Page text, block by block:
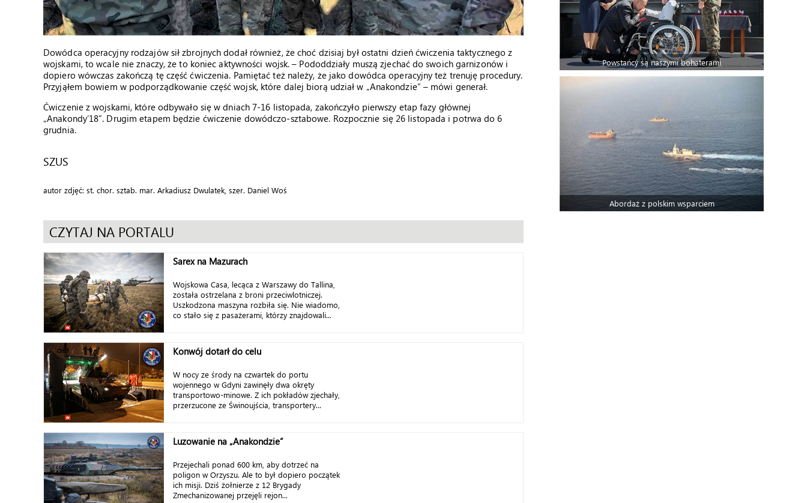
Dowódca operacyjny rodzajów sił zbrojnych dodał również, że choć dzisiaj był ostatni dzień ćwiczenia taktycznego z
wojskami, to wcale nie znaczy, że to koniec aktywności wojsk. – Pododdziały muszą zjechać do swoich garnizonów i
dopiero wówczas zakończą tę część ćwiczenia. Pamiętać też należy, że jako dowódca operacyjny też trenuję procedury.
Przyjąłem bowiem w podporządkowanie część wojsk, które dalej biorą udział w „Anakondzie” – mówi generał.
Ćwiczenie z wojskami, które odbywało się w dniach 7-16 listopada, zakończyło pierwszy etap fazy głównej
„Anakondy’18”. Drugim etapem będzie ćwiczenie dowódczo-sztabowe. Rozpocznie się 26 listopada i potrwa do 6
grudnia.
SZUS
autor zdjęć: st. chor. sztab. mar. Arkadiusz Dwulatek, szer. Daniel Woś
CZYTAJ NA PORTALU
Sarex na Mazurach
Wojskowa Casa, lecąca z Warszawy do Tallina,
została ostrzelana z broni przeciwlotniczej.
Uszkodzona maszyna rozbiła się. Nie wiadomo,
co stało się z pasażerami, którzy znajdowali...
Konwój dotarł do celu
W nocy ze środy na czwartek do portu
wojennego w Gdyni zawinęły dwa okręty
transportowo-minowe. Z ich pokładów zjechały,
przerzucone ze Świnoujścia, transportery...
Luzowanie na „Anakondzie”
Przejechali ponad 600 km, aby dotrzeć na
poligon w Orzyszu. Ale to był dopiero początek
ich misji. Dziś żołnierze z 12 Brygady
Zmechanizowanej przejęli rejon...
Powstańcy są naszymi bohaterami
Abordaż z polskim wsparciem